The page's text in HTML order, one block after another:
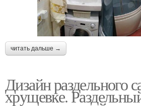
читать дальше →
Дизайн раздельного
хрущевке.